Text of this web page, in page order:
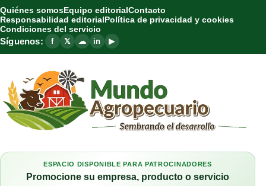
Quiénes somosEquipo editorialContacto
Responsabilidad editorialPolítica de privacidad y cookies
Condiciones del servicio
Síguenos: f 𝕏 ☁ in ▶
ESPACIO DISPONIBLE PARA PATROCINADORES
Promocione su empresa, producto o servicio